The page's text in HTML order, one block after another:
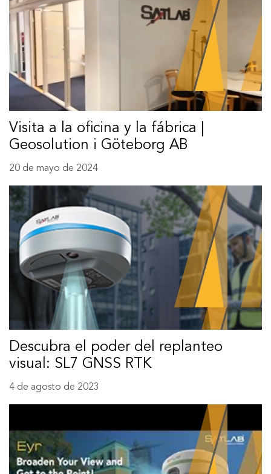
Visita a la oficina y la fábrica |
Geosolution i Göteborg AB
20 de mayo de 2024
Descubra el poder del replanteo
visual: SL7 GNSS RTK
4 de agosto de 2023